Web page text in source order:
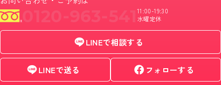
11:00-19:30
水曜定休
LINEで相談する
LINEで送る フォローする